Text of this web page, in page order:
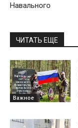
Навального
ЧИТАТЬ ЕЩЕ
Важное